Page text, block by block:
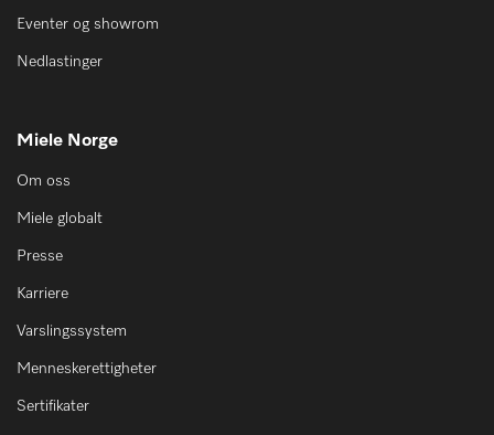
Eventer og showrom
Nedlastinger
Miele Norge
Om oss
Miele globalt
Presse
Karriere
Varslingssystem
Menneskerettigheter
Sertifikater